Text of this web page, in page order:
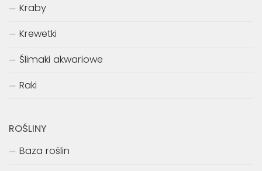
Kraby
Krewetki
Ślimaki akwariowe
Raki
ROŚLINY
Baza roślin